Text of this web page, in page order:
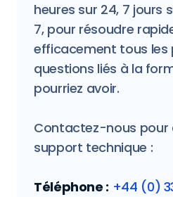
heures sur 24, 7 jours
7, pour résoudre
efficacement tous les
questions liés à la
pourriez avoir.
Contactez-nous pour
support technique :
Téléphone : +44 (0)